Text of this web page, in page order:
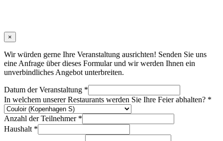
×
Wir würden gerne Ihre Veranstaltung ausrichten! Senden Sie uns
eine Anfrage über dieses Formular und wir werden Ihnen ein
unverbindliches Angebot unterbreiten.
Datum der Veranstaltung *
In welchem unserer Restaurants werden Sie Ihre Feier abhalten? *
Anzahl der Teilnehmer *
Haushalt *